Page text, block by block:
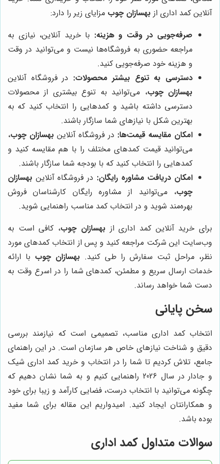
آنلاین کمد اداری از بهسازان چوب مزایای زیر را دارد:
صرفه‌جویی در وقت و هزینه: با خرید آنلاین، نیازی به
مراجعه حضوری به فروشگاه‌ها نیست و می‌توانید در وقت
و هزینه خود صرفه‌جویی کنید.
دسترسی به تنوع بیشتر محصولات: در فروشگاه آنلاین
بهسازان چوب، می‌توانید به تنوع بیشتری از محصولات
دسترسی داشته باشید و کمدهایی را انتخاب کنید که به
بهترین شکل با نیازهای شما سازگار باشند.
امکان مقایسه قیمت‌ها: در فروشگاه آنلاین بهسازان چوب،
می‌توانید قیمت کمدهای مختلف را با هم مقایسه کنید و
کمدهایی را انتخاب کنید که با بودجه شما سازگار باشند.
امکان دریافت مشاوره رایگان: در فروشگاه آنلاین بهسازان
چوب، می‌توانید از مشاوره رایگان کارشناسان فروش
بهره‌مند شوید و در انتخاب کمد مناسب راهنمایی شوید.
برای خرید آنلاین کمد اداری از بهسازان چوب، کافی است به
وب‌سایت این شرکت مراجعه کنید و پس از انتخاب کمدهای مورد
نظر، مراحل ثبت سفارش را طی کنید. بهسازان چوب با ارائه
خدمات ارسال سریع و مطمئن، کمدهای شما را در اسرع وقت به
دست شما خواهد رساند.
سخن پایانی
انتخاب کمد اداری مناسب، تصمیمی است که نیازمند بررسی
دقیق و شناخت نیازهای خاص هر سازمان است. در این راهنمای
جامع، تلاش کردیم تا شما را در انتخاب و خرید کمد اداری شیک
و جادار در سال 2026 راهنمایی کنیم و به شما نشان دهیم که
چگونه می‌توانید با انتخاب درست، فضایی کارآمد و زیبا برای خود
و همکارانتان ایجاد کنید. امیدواریم این مقاله برای شما مفید
بوده باشد.
سوالات متداول کمد اداری